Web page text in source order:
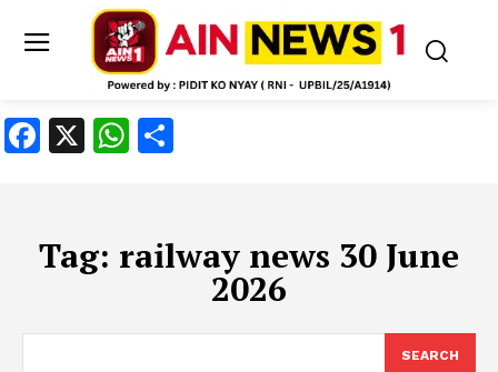
Facebook
X WhatsApp
Tag: railway news 30 June
2026
SEARCH